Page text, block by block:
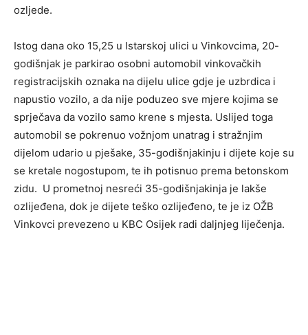
ozljede.
Istog dana oko 15,25 u Istarskoj ulici u Vinkovcima, 20-
godišnjak je parkirao osobni automobil vinkovačkih
registracijskih oznaka na dijelu ulice gdje je uzbrdica i
napustio vozilo, a da nije poduzeo sve mjere kojima se
sprječava da vozilo samo krene s mjesta. Uslijed toga
automobil se pokrenuo vožnjom unatrag i stražnjim
dijelom udario u pješake, 35-godišnjakinju i dijete koje su
se kretale nogostupom, te ih potisnuo prema betonskom
zidu. U prometnoj nesreći 35-godišnjakinja je lakše
ozlijeđena, dok je dijete teško ozlijeđeno, te je iz OŽB
Vinkovci prevezeno u KBC Osijek radi daljnjeg liječenja.